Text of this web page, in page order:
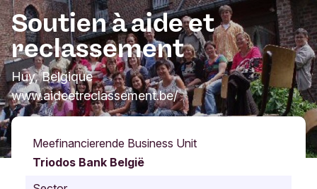
Soutien à aide et
reclassement
Huy, Belgique
www.aideetreclassement.be/
Meefinancierende Business Unit
Triodos Bank België